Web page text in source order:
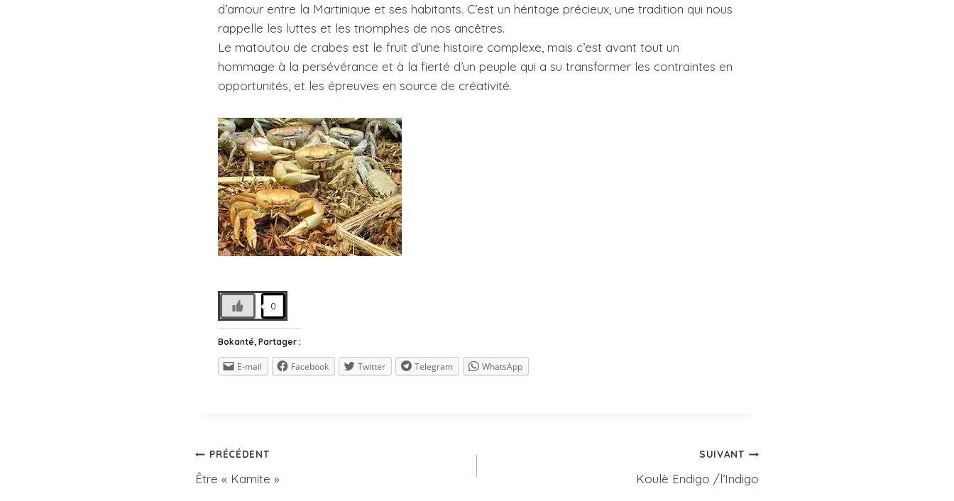
d’amour entre la Martinique et ses habitants. C’est un héritage précieux, une tradition qui nous
rappelle les luttes et les triomphes de nos ancêtres.
Le matoutou de crabes est le fruit d’une histoire complexe, mais c’est avant tout un
hommage à la persévérance et à la fierté d’un peuple qui a su transformer les contraintes en
opportunités, et les épreuves en source de créativité.
0
Bokanté, Partager :
E-mail Facebook Twitter Telegram WhatsApp
Navigation
de
PRÉCÉDENT
Être « Kamite »
SUIVANT
Koulè Endigo /l’Indigo